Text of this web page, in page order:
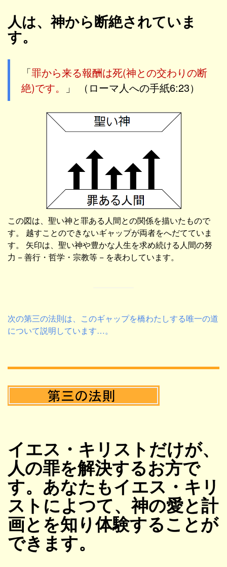
人は、神から断絶されていま
す。
「罪から来る報酬は死(神との交わりの断
絶)です。
」 （ローマ人への手紙6:23）
この図は、聖い神と罪ある人間との関係を描いたもので
す。 越すことのできないギャップが両者をへだてていま
す。 矢印は、聖い神や豊かな人生を求め続ける人間の努
力 − 善行・哲学・宗教等 − を表わしています。
次の第三の法則は、このギャップを橋わたしする唯一の道
について説明しています…。
イエス・キリストだけが、
人の罪を解決するお方で
す。あなたもイエス・キリ
ストによつて、神の愛と計
画とを知り体験することが
できます。